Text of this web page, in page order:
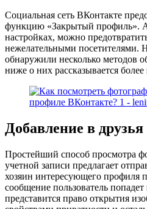
Социальная сеть ВКонтакте
функцию «Закрытый профиль».
настройках, можно
нежелательными посетителями.
обнаружили несколько методов
ниже о них рассказывается
Добавление в друзья
Простейший способ просмотра
учетной записи предлагает
хозяин интересующего профиля
сообщение пользователь
представится право открытия